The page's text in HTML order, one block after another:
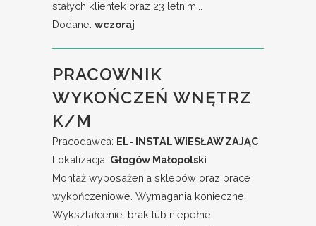
stałych klientek oraz 23 letnim...
Dodane: wczoraj
PRACOWNIK
WYKOŃCZEŃ WNĘTRZ
K/M
Pracodawca: EL- INSTAL WIESŁAW ZAJĄC
Lokalizacja: Głogów Małopolski
Montaż wyposażenia sklepów oraz prace
wykończeniowe. Wymagania konieczne:
Wykształcenie: brak lub niepełne